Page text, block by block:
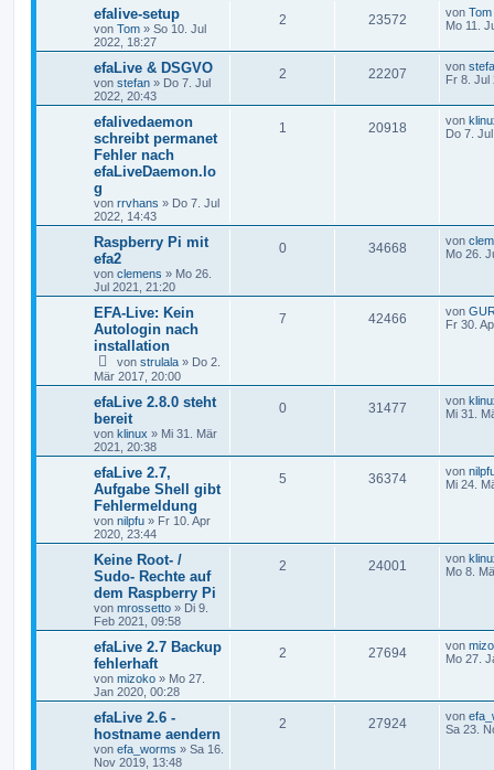
efalive-setup
von Tom » So 10. Jul
2022, 18:27
2 23572 von Tom
Mo 11.
efaLive & DSGVO
von stefan » Do 7. Jul
2022, 20:43
2 22207 von
Fr 8. Jul
efalivedaemon
schreibt permanet
Fehler nach
efaLiveDaemon.lo
g
von rrvhans » Do 7. Jul
2022, 14:43
1 20918 von
Do 7.
Raspberry Pi mit
efa2
von clemens » Mo 26.
Jul 2021, 21:20
0 34668 von
Mo 26.
EFA-Live: Kein
Autologin nach
installation
von strulala » Do 2.
Mär 2017, 20:00
7 42466 von
Fr 30.
efaLive 2.8.0 steht
bereit
von klinux » Mi 31. Mär
2021, 20:38
0 31477 von
Mi 31.
efaLive 2.7,
Aufgabe Shell gibt
Fehlermeldung
von nilpfu » Fr 10. Apr
2020, 23:44
5 36374 von
Mi 24.
Keine Root- /
Sudo- Rechte auf
dem Raspberry Pi
von mrossetto » Di 9.
Feb 2021, 09:58
2 24001 von
Mo 8.
efaLive 2.7 Backup
fehlerhaft
von mizoko » Mo 27.
Jan 2020, 00:28
2 27694 von
Mo 27.
efaLive 2.6 -
hostname aendern
von efa_worms » Sa 16.
Nov 2019, 13:48
2 27924 von
Sa 23.